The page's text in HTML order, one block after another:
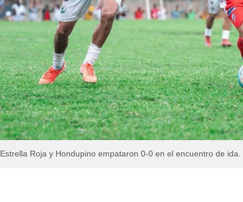
Estrella Roja y Hondupino empataron 0-0 en el encuentro de ida.